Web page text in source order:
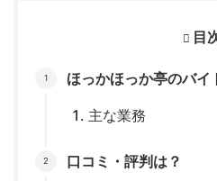
目
ほっかほっか亭のバイ
主な業務
口コミ・評判は？